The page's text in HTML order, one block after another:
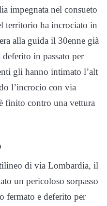
impegnata nel consueto
territorio ha incrociato in
alla guida il 30enne già
in passato per
gli hanno intimato l’alt
l’incrocio con via
finito contro una vettura
di via Lombardia, il
un pericoloso sorpasso
fermato e deferito per